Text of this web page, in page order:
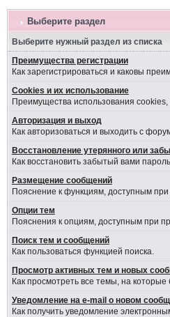
Выберите раздел
Выберите нужный раздел из списка
Преимущества регистрации
Как зарегистрироваться и каковы
Cookies и их использование
Преимущества использования
Авторизация и выход
Как авторизоваться и выходить с
Восстановление утерянного или
Как восстановить забытый вами
Размещение сообщений
Пояснение к функциям, доступным
Опции тем
Пояснения к опциям, доступным при
Поиск тем и сообщений
Как пользоваться функцией поиска.
Просмотр активных тем и новых
Как просмотреть все темы, на
Уведомление на е-mail о новом
Как получить уведомление